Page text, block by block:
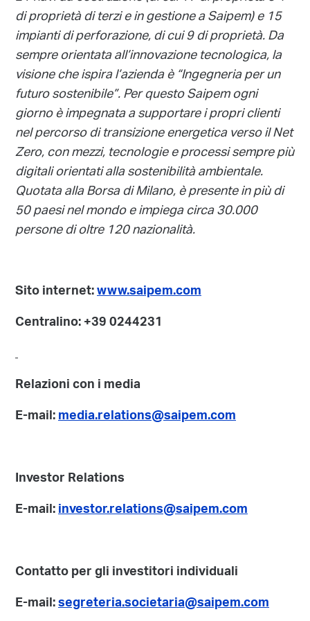
di proprietà di terzi e in gestione a Saipem) e 15
impianti di perforazione, di cui 9 di proprietà. Da
sempre orientata all’innovazione tecnologica, la
visione che ispira l’azienda è “Ingegneria per un
futuro sostenibile”. Per questo Saipem ogni
giorno è impegnata a supportare i propri clienti
nel percorso di transizione energetica verso il Net
Zero, con mezzi, tecnologie e processi sempre più
digitali orientati alla sostenibilità ambientale.
Quotata alla Borsa di Milano, è presente in più di
50 paesi nel mondo e impiega circa 30.000
persone di oltre 120 nazionalità.
Sito internet:www.saipem.com
Centralino: +39 0244231
Relazioni con i media
E-mail:media.relations@saipem.com
Investor Relations
E-mail:investor.relations@saipem.com
Contatto per gli investitori individuali
E-mail:segreteria.societaria@saipem.com